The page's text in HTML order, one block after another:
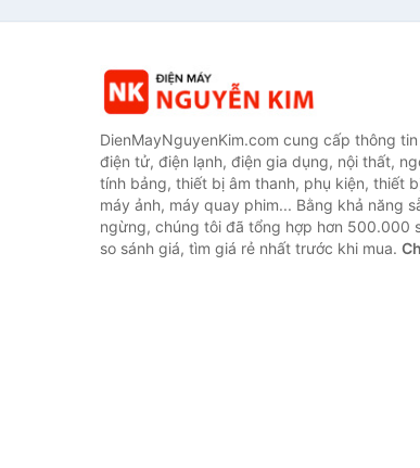
DienMayNguyenKim.com cung cấp thông
điện tử, điện lạnh, điện gia dụng, nội thất,
tính bảng, thiết bị âm thanh, phụ kiện, thiết
máy ảnh, máy quay phim... Bằng khả năng
ngừng, chúng tôi đã tổng hợp hơn 500.000
so sánh giá, tìm giá rẻ nhất trước khi mua.